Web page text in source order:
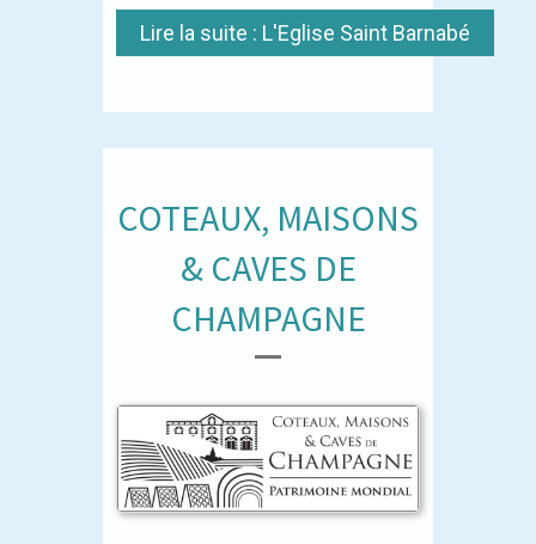
Lire la suite : L'Eglise Saint Barnabé
COTEAUX, MAISONS
& CAVES DE
CHAMPAGNE